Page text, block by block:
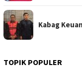
Kabag
TOPIK POPULER